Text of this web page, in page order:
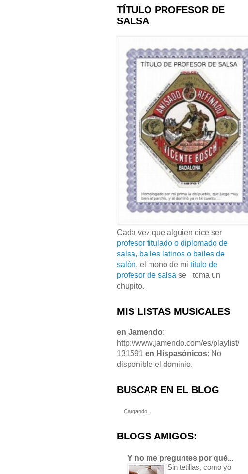
TÍTULO PROFESOR DE
SALSA
Cada vez que alguien dice ser
profesor titulado o diplomado de
salsa, bailes latinos o bailes de
salón, el mono de mi título de
profesor de salsa se
toma un
chupito.
MIS LISTAS MUSICALES
en Jamendo:
http://www.jamendo.com/es/playlist/
131591 en Hispasónicos: No
disponible el dominio.
BUSCAR EN EL BLOG
Cargando...
BLOGS AMIGOS:
Y no me preguntes por qué...
Sin tetillas, como yo